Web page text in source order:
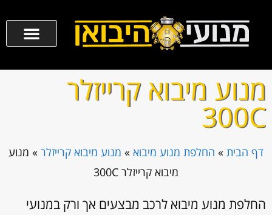
מנוע מיבוא קרייזלר
300C
דף הבית » החלפת מנוע מיבוא » מנוע מיבוא קרייזלר » מנוע
מיבוא קרייזלר 300C
החלפת מנוע מיבוא לרכב מבצעים אך ורק במנועי